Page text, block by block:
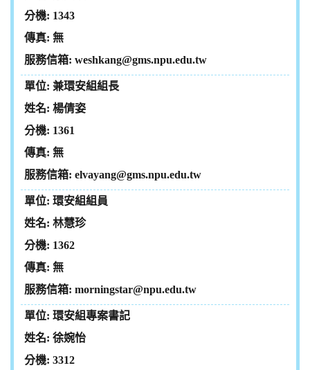
1343
無
weshkang@gms.npu.edu.tw
兼環安組組長
楊倩姿
1361
無
elvayang@gms.npu.edu.tw
環安組組員
林慧珍
1362
無
morningstar@npu.edu.tw
環安組專案書記
徐婉怡
3312